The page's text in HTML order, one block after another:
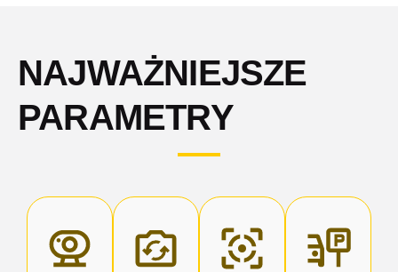
NAJWAŻNIEJSZE
PARAMETRY